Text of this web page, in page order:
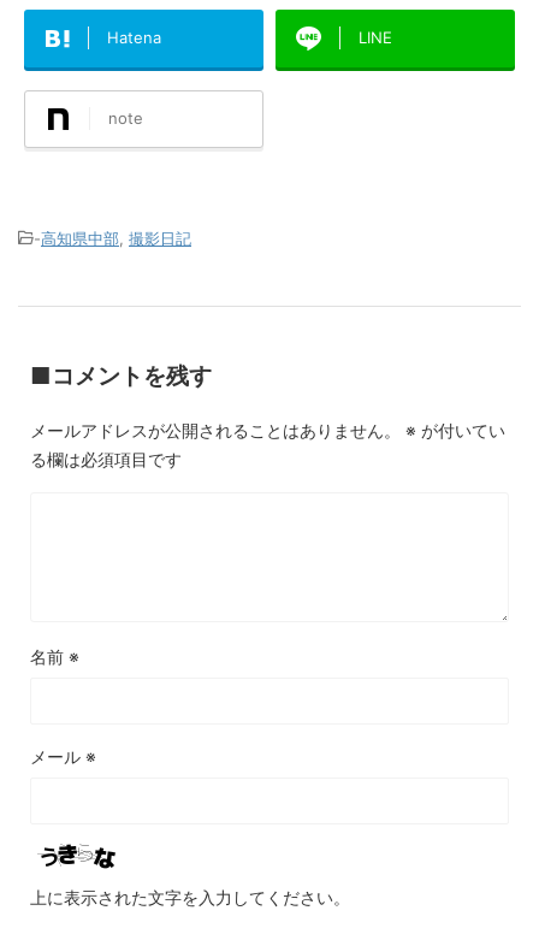
Hatena LINE
note
-高知県中部, 撮影日記
■コメントを残す
メールアドレスが公開されることはありません。 ※ が付いてい
る欄は必須項目です
名前 ※
メール ※
上に表示された文字を入力してください。